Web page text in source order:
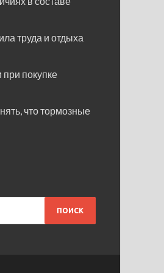
труда и отдыха
покупке
что тормозные